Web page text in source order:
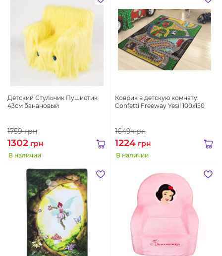
Детский Стульчик Пушистик
43см банановый
1759грн
1302 грн
В наличии
Коврик в детскую комнату
Confetti Freeway Yesil 100x150
1649грн
1224 грн
В наличии